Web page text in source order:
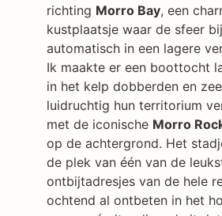
richting Morro Bay, een
kustplaatsje waar de sfeer
automatisch in een lagere
Ik maakte er een boottocht
in het kelp dobberden en
luidruchtig hun territorium
met de iconische Morro
op de achtergrond. Het
de plek van één van de
ontbijtadresjes van de hele
ochtend al ontbeten in het